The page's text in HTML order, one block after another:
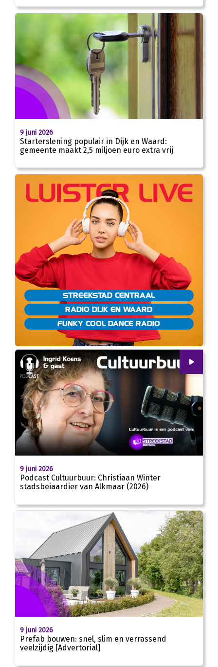
9 juni 2026
Starterslening populair in Dijk en Waard:
gemeente maakt 2,5 miljoen euro extra vrij
STREEKSTAD CENTRAAL
RADIO DIJK EN WAARD
FUNKY COOL DANCE RADIO
23:43
9 juni 2026
Podcast Cultuurbuur: Christiaan Winter
stadsbeiaardier van Alkmaar (2026)
9 juni 2026
Prefab bouwen: snel, slim en verrassend
veelzijdig [Advertorial]